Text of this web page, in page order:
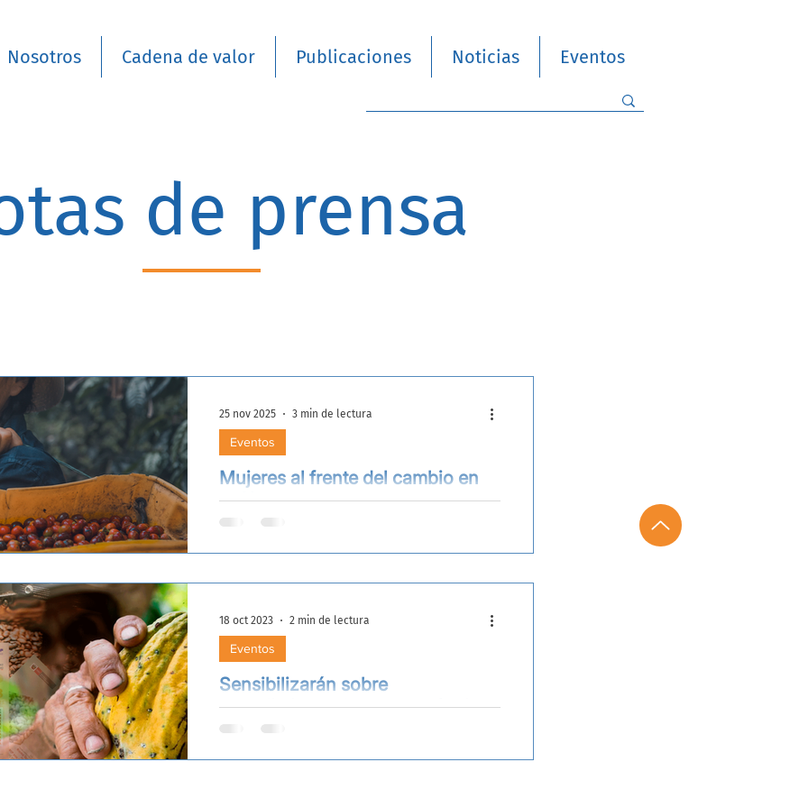
Nosotros Cadena de valor Publicaciones Noticias Eventos
de prensa
Mujeres al frente del cambio en
café y cacao
aprender y fortalecer el liderazgo
Eventos
25 nov 2025 3 min de lectura
Sensibilizarán sobre
cumplimiento de normas técnicas
GQSP Perú de ONUDI realizará una serie
Eventos
18 oct 2023 2 min de lectura